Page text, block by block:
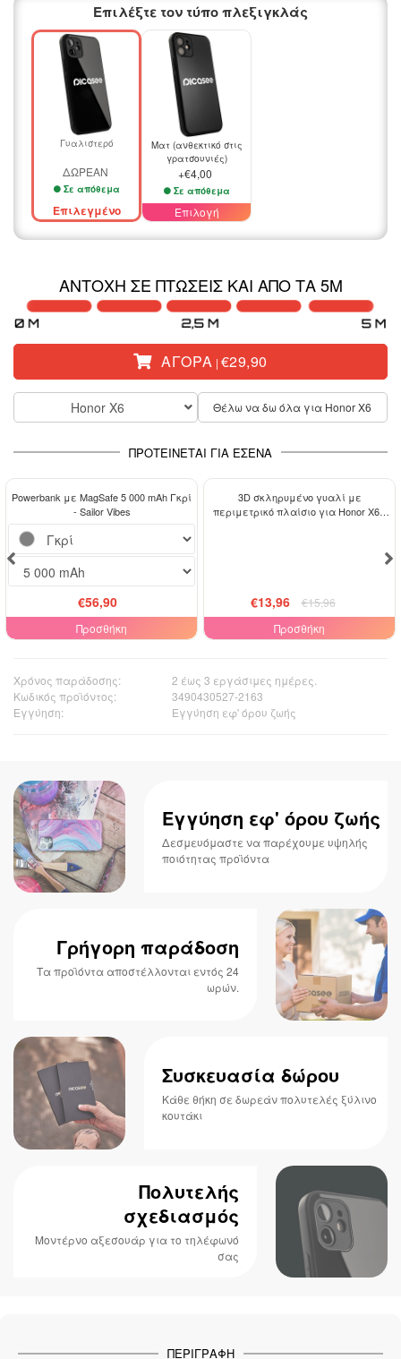
Επιλέξτε τον τύπο πλεξιγκλάς
Γυαλιστερό
ΔΩΡΕΑΝ
Σε απόθεμα
Επιλεγμένο
Ματ (ανθεκτικό στις
γρατσουνιές)
+€4,00
Σε απόθεμα
Επιλογή
ΑΝΤΟΧΉ ΣΕ ΠΤΏΣΕΙΣ ΚΑΙ ΑΠΌ ΤΑ 5M
ΑΓΟΡΆ | €29,90
Honor X6 Θέλω να δω όλα για Honor X6
ΠΡΟΤΕΊΝΕΤΑΙ ΓΙΑ ΕΣΈΝΑ
Powerbank με MagSafe 5 000 mAh Γκρί
- Sailor Vibes
€56,90
Προσθήκη
-13%
3D σκληρυμένο γυαλί με
περιμετρικό πλαίσιο για Honor X6 -
€13,96
€15,96
Προσθήκη
Χρόνος παράδοσης:
2 έως 3 εργάσιμες ημέρες.
Κωδικός προϊόντος:
3490430527-2163
Εγγύηση:
Εγγύηση εφ' όρου ζωής
Εγγύηση εφ' όρου ζωής
Δεσμευόμαστε να παρέχουμε υψηλής
ποιότητας προϊόντα
Γρήγορη παράδοση
Τα προϊόντα αποστέλλονται εντός 24
ωρών.
Συσκευασία δώρου
Κάθε θήκη σε δωρεάν πολυτελές ξύλινο
κουτάκι
Πολυτελής
σχεδιασμός
Μοντέρνο αξεσουάρ για το τηλέφωνό
σας
ΠΕΡΙΓΡΑΦΉ